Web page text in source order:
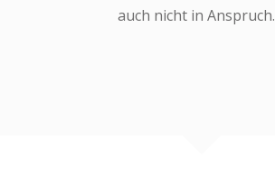
auch nicht in Anspruch.